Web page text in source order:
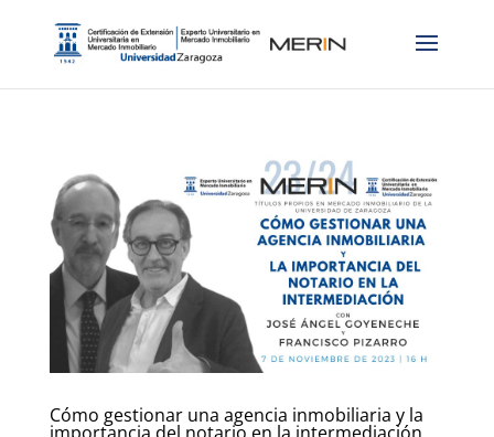
Cómo gestionar una agencia inmobiliaria y la